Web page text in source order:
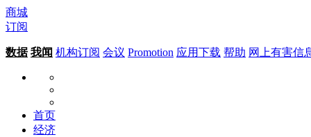
商城
订阅
数据 我闻 机构订阅 会议 Promotion 应用下载 帮助 网上有害信
首页
经济